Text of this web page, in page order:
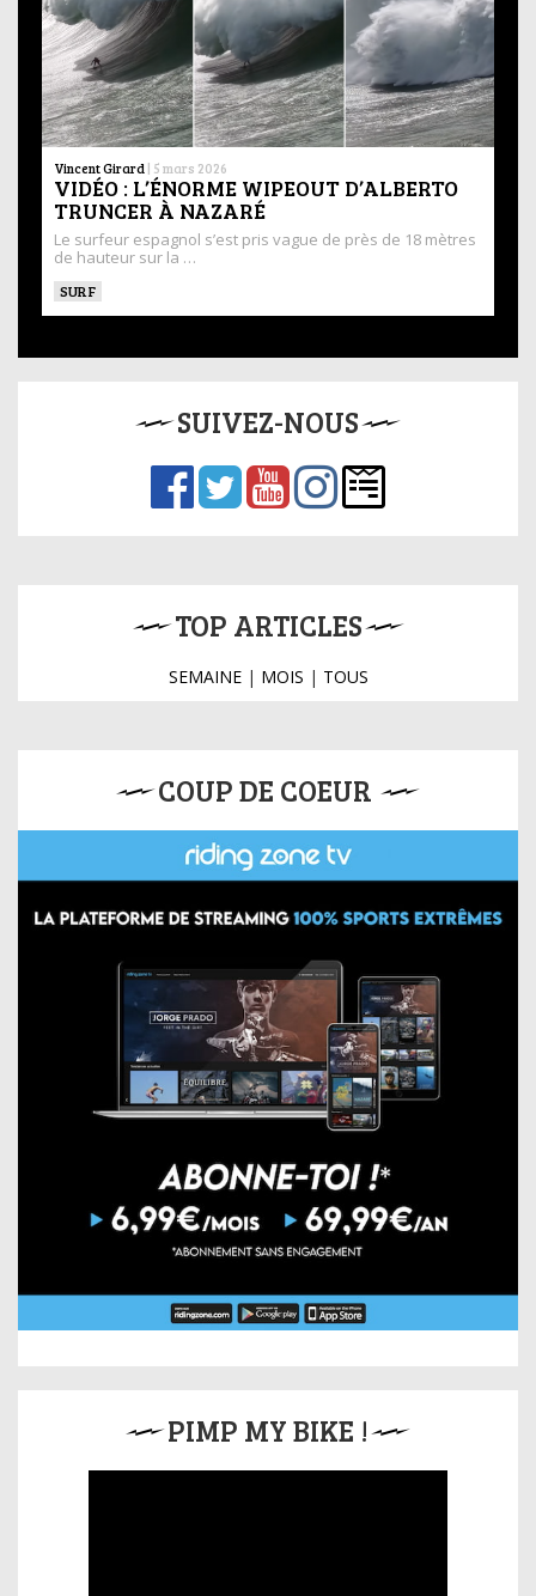
Vincent Girard | 5 mars 2026
VIDÉO : L’ÉNORME WIPEOUT D’ALBERTO
TRUNCER À NAZARÉ
Le surfeur espagnol s’est pris vague de près de 18 mètres
de hauteur sur la …
SURF
SUIVEZ-NOUS
TOP ARTICLES
SEMAINE| MOIS | TOUS
COUP DE COEUR
PIMP MY BIKE !